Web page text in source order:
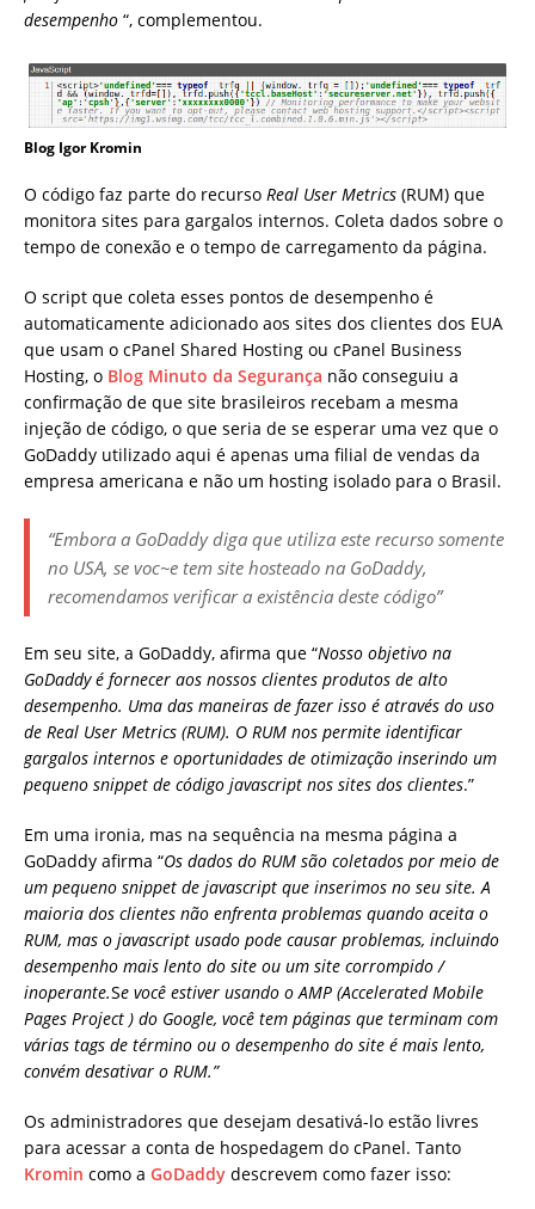
desempenho “, complementou.
Blog Igor Kromin
O código faz parte do recurso Real User Metrics (RUM) que
monitora sites para gargalos internos. Coleta dados sobre o
tempo de conexão e o tempo de carregamento da página.
O script que coleta esses pontos de desempenho é
automaticamente adicionado aos sites dos clientes dos EUA
que usam o cPanel Shared Hosting ou cPanel Business
Hosting, o Blog Minuto da Segurança não conseguiu a
confirmação de que site brasileiros recebam a mesma
injeção de código, o que seria de se esperar uma vez que o
GoDaddy utilizado aqui é apenas uma filial de vendas da
empresa americana e não um hosting isolado para o Brasil.
“Embora a GoDaddy diga que utiliza este recurso somente
no USA, se voc~e tem site hosteado na GoDaddy,
recomendamos verificar a existência deste código”
Em seu site, a GoDaddy, afirma que “Nosso objetivo na
GoDaddy é fornecer aos nossos clientes produtos de alto
desempenho. Uma das maneiras de fazer isso é através do uso
de Real User Metrics (RUM). O RUM nos permite identificar
gargalos internos e oportunidades de otimização inserindo um
pequeno snippet de código javascript nos sites dos clientes.”
Em uma ironia, mas na sequência na mesma página a
GoDaddy afirma “Os dados do RUM são coletados por meio de
um pequeno snippet de javascript que inserimos no seu site. A
maioria dos clientes não enfrenta problemas quando aceita o
RUM, mas o javascript usado pode causar problemas, incluindo
desempenho mais lento do site ou um site corrompido /
inoperante.Se você estiver usando o AMP (Accelerated Mobile
Pages Project ) do Google, você tem páginas que terminam com
várias tags de término ou o desempenho do site é mais lento,
convém desativar o RUM.”
Os administradores que desejam desativá-lo estão livres
para acessar a conta de hospedagem do cPanel. Tanto
Kromin como a GoDaddy descrevem como fazer isso: